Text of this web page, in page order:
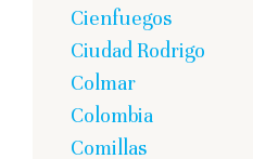
Cienfuegos
Ciudad Rodrigo
Colmar
Colombia
Comillas